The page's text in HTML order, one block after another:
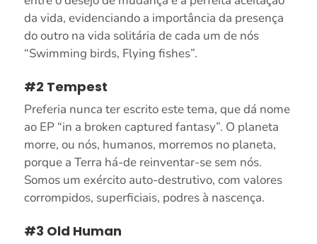
da vida, evidenciando a importância da presença
do outro na vida solitária de cada um de nós
“Swimming birds, Flying fishes”.
#2 Tempest
Preferia nunca ter escrito este tema, que dá nome
ao EP “in a broken captured fantasy”. O planeta
morre, ou nós, humanos, morremos no planeta,
porque a Terra há-de reinventar-se sem nós.
Somos um exército auto-destrutivo, com valores
corrompidos, superficiais, podres à nascença.
#3 Old Human